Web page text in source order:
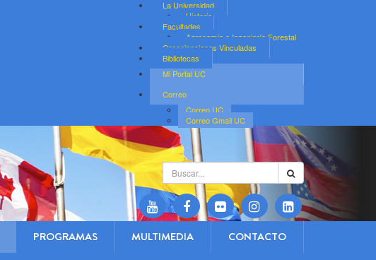
La Universidad
Historia
Facultades
Agronomía e Ingeniería Forestal
Organizaciones Vinculadas
Bibliotecas
Mi Portal UC
Correo
Correo UC
Correo Gmail UC
Buscar...
PROGRAMAS MULTIMEDIA CONTACTO